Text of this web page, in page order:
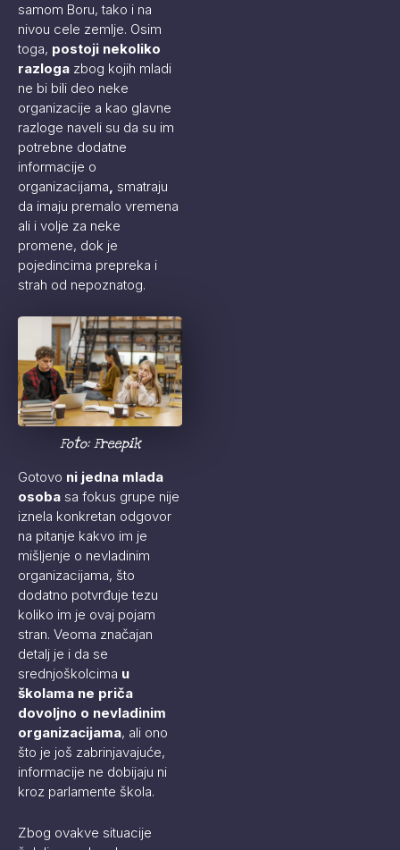
samom Boru, tako i na
nivou cele zemlje. Osim
toga, postoji nekoliko
razloga zbog kojih mladi
ne bi bili deo neke
organizacije a kao glavne
razloge naveli su da su im
potrebne dodatne
informacije o
organizacijama, smatraju
da imaju premalo vremena
ali i volje za neke
promene, dok je
pojedincima prepreka i
strah od nepoznatog.
Foto: Freepik
Gotovo ni jedna mlada
osoba sa fokus grupe nije
iznela konkretan odgovor
na pitanje kakvo im je
mišljenje o nevladinim
organizacijama, što
dodatno potvrđuje tezu
koliko im je ovaj pojam
stran. Veoma značajan
detalj je i da se
srednjoškolcima u
školama ne priča
dovoljno o nevladinim
organizacijama, ali ono
što je još zabrinjavajuće,
informacije ne dobijaju ni
kroz parlamente škola.
Zbog ovakve situacije